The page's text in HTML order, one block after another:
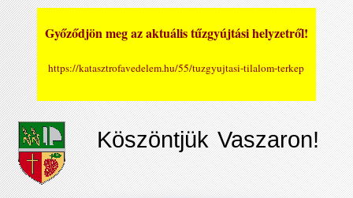
Győződjön meg az aktuális tűzgyújtási helyzetről!
https://katasztrofavedelem.hu/55/tuzgyujtasi-tilalom-terkep
Köszöntjük Vaszaron!